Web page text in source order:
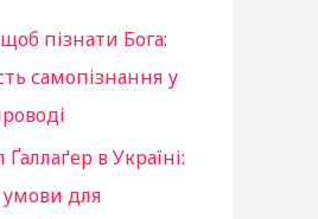
пізнати Бога:
самопізнання у
в Україні:
умови для